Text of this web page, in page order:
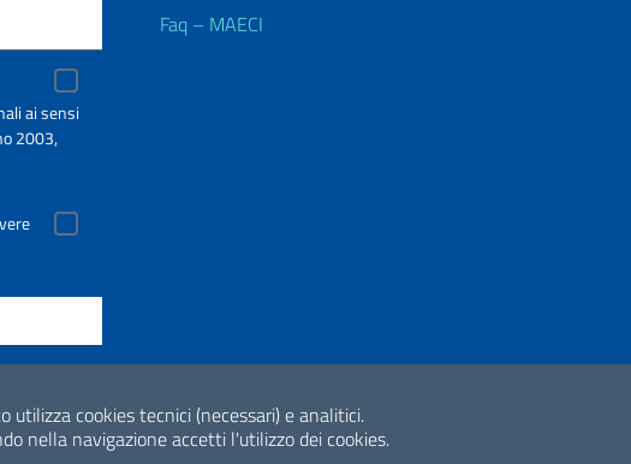
utilizza cookies tecnici (necessari) e analitici.
nella navigazione accetti l'utilizzo dei cookies.
ai sensi
2003,
Faq – MAECI
Dichiarazione di accessibilità
2026 Copyright